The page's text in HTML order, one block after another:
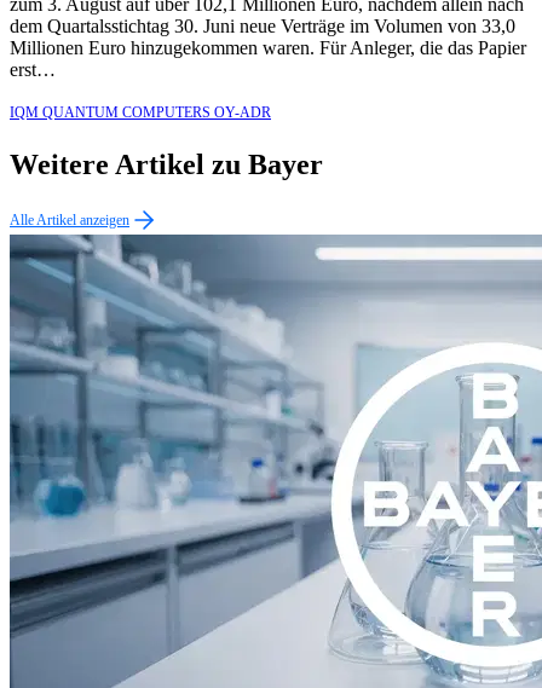
zum 3. August auf über 102,1 Millionen Euro, nachdem allein nach
dem Quartalsstichtag 30. Juni neue Verträge im Volumen von 33,0
Millionen Euro hinzugekommen waren. Für Anleger, die das Papier
erst…
IQM QUANTUM COMPUTERS OY-ADR
Weitere Artikel zu Bayer
Alle Artikel anzeigen